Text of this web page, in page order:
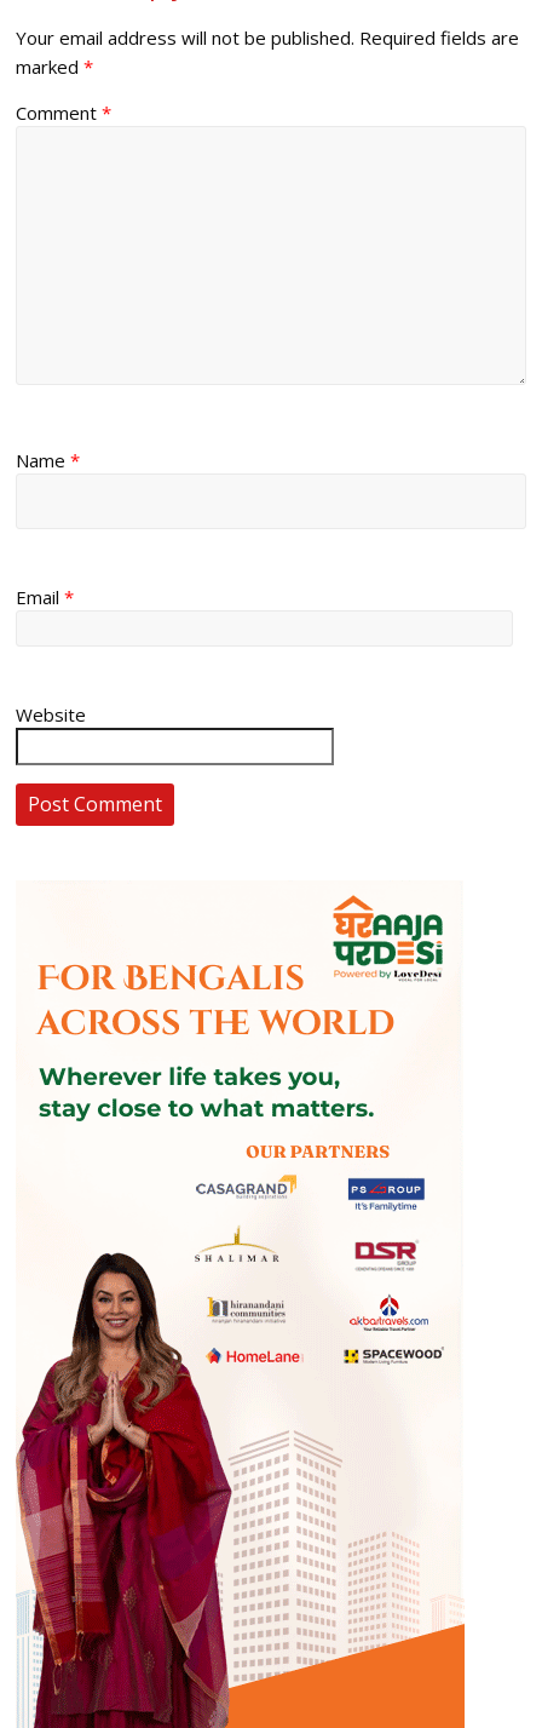
Your email address will not be published. Required fields are
marked*
Comment*
Name*
Email*
Website